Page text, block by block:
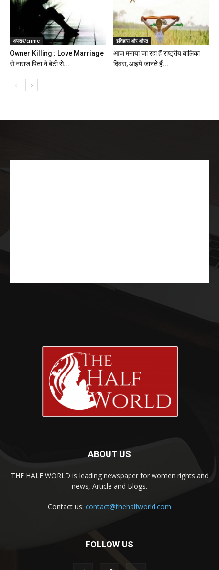
अपराध/crime
Owner Killing : Love Marriage
से नाराज पिता ने बेटी से...
इतिहास और औरत
आज मनाया जा रहा हैं राष्ट्रीय बालिका
दिवस, आइये जानते हैं...
ABOUT US
THE HALF WORLD is leading newspaper for women rights and
news, Article and Blogs.
Contact us: contact@thehalfworld.com
FOLLOW US